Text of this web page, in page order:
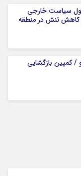
سیاست خارجی
کاهش تنش در منطقه
/ کمپین بازگشایی